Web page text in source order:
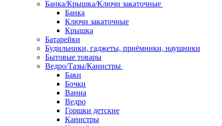
Банка/Крышка/Ключи закаточные
Банка
Ключи закаточные
Крышка
Батарейки
Будильники, гаджеты, приёмники, наушники
Бытовые товары
Ведро/Тазы/Канистры
Баки
Бочки
Ванна
Ведро
Горшки детские
Канистры